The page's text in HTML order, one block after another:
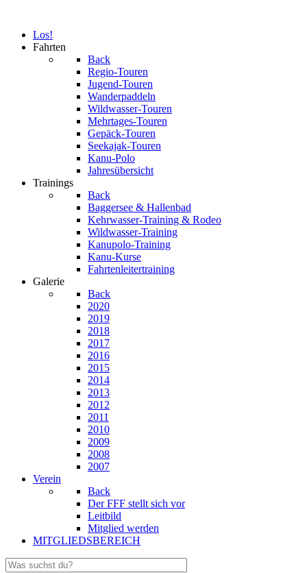
Los!
Fahrten
Back
Regio-Touren
Jugend-Touren
Wanderpaddeln
Wildwasser-Touren
Mehrtages-Touren
Gepäck-Touren
Seekajak-Touren
Kanu-Polo
Jahresübersicht
Trainings
Back
Baggersee & Hallenbad
Kehrwasser-Training & Rodeo
Wildwasser-Training
Kanupolo-Training
Kanu-Kurse
Fahrtenleitertraining
Galerie
Back
2020
2019
2018
2017
2016
2015
2014
2013
2012
2011
2010
2009
2008
2007
Verein
Back
Der FFF stellt sich vor
Leitbild
Mitglied werden
MITGLIEDSBEREICH